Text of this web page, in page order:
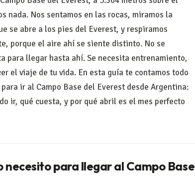
nada. Nos sentamos en las rocas, miramos la
se abre a los pies del Everest, y respiramos
porque el aire ahí se siente distinto. No se
para llegar hasta ahí. Se necesita entrenamiento,
el viaje de tu vida. En esta guía te contamos todo
ir al Campo Base del Everest desde Argentina:
ir, qué cuesta, y por qué abril es el mes perfecto
necesito para llegar al Campo Base